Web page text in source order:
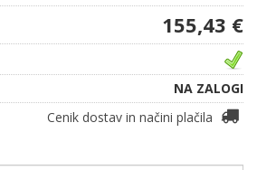
155,43 €
NA ZALOGI
Cenik dostav in načini plačila